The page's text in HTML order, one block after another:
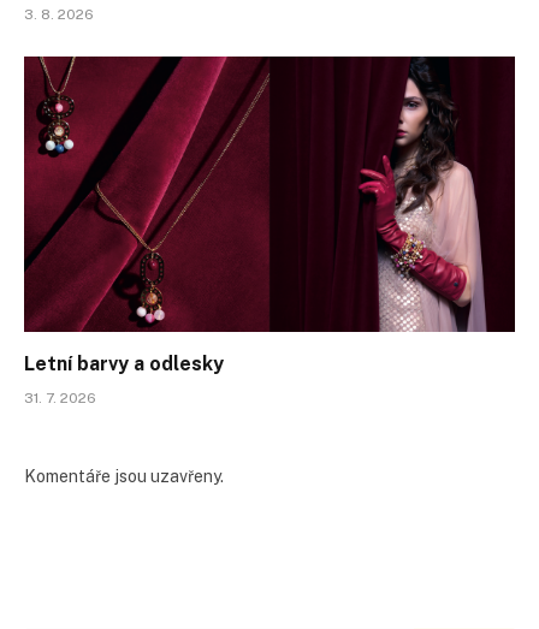
3. 8. 2026
Letní barvy a odlesky
31. 7. 2026
Komentáře jsou uzavřeny.